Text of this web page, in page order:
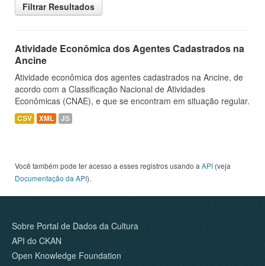
Filtrar Resultados
Atividade Econômica dos Agentes Cadastrados na
Ancine
Atividade econômica dos agentes cadastrados na Ancine, de
acordo com a Classificação Nacional de Atividades
Econômicas (CNAE), e que se encontram em situação regular.
CSV XML JS
Você também pode ter acesso a esses registros usando a API (veja
Documentação da API).
Sobre Portal de Dados da Cultura
API do CKAN
Open Knowledge Foundation